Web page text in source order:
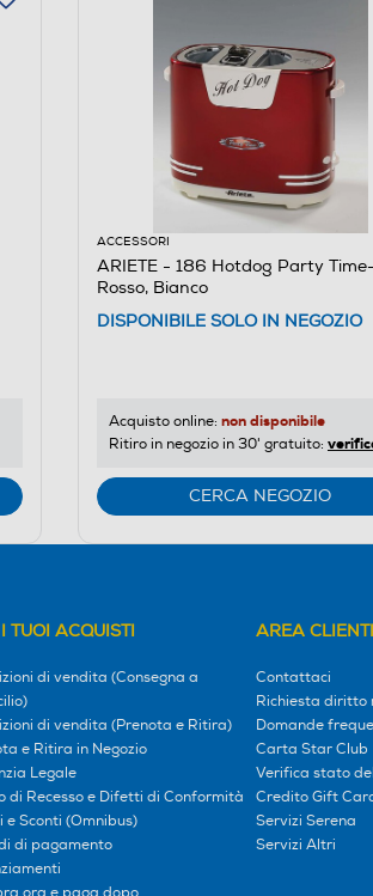
ACCESSORI
ARIETE - 186 Hotdog Party Time-
Rosso, Bianco
DISPONIBILE SOLO IN NEGOZIO
Acquisto online: non disponibile
Ritiro in negozio in 30' gratuito:
CERCA NEGOZIO
TUOI ACQUISTI
di vendita (Consegna a
di vendita (Prenota e Ritira)
e Ritira in Negozio
Legale
di Recesso e Difetti di Conformità
e Sconti (Omnibus)
di pagamento
AREA CLIENTI
Contattaci
Richiesta diritto
Domande
Carta Star Club
Verifica stato
Credito Gift
Servizi Serena
Servizi Altri